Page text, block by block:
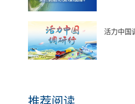
活力中国
推荐阅读